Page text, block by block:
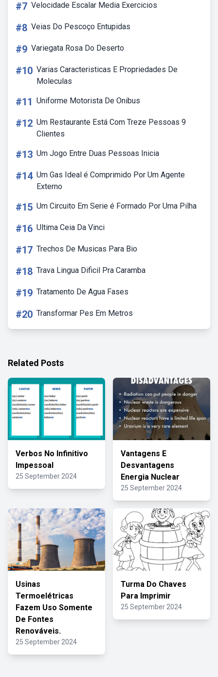
#7 Velocidade Escalar Media Exercicios
#8 Veias Do Pescoço Entupidas
#9 Variegata Rosa Do Deserto
#10 Varias Caracteristicas E Propriedades De
Moleculas
#11 Uniforme Motorista De Onibus
#12 Um Restaurante Está Com Treze Pessoas 9
Clientes
#13 Um Jogo Entre Duas Pessoas Inicia
#14 Um Gas Ideal é Comprimido Por Um Agente
Externo
#15 Um Circuito Em Serie é Formado Por Uma Pilha
#16 Ultima Ceia Da Vinci
#17 Trechos De Musicas Para Bio
#18 Trava Lingua Dificil Pra Caramba
#19 Tratamento De Agua Fases
#20 Transformar Pes Em Metros
Related Posts
Verbos No Infinitivo
Impessoal
25 September 2024
Vantagens E
Desvantagens
Energia Nuclear
25 September 2024
Usinas
Termoelétricas
Fazem Uso Somente
De Fontes
Renováveis.
25 September 2024
Turma Do Chaves
Para Imprimir
25 September 2024